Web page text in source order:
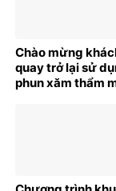
Chào mừng
quay trở lại sử
phun xăm thẩm